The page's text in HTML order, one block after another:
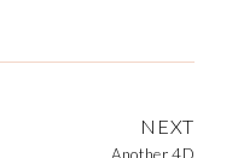
NEXT
Another 4D